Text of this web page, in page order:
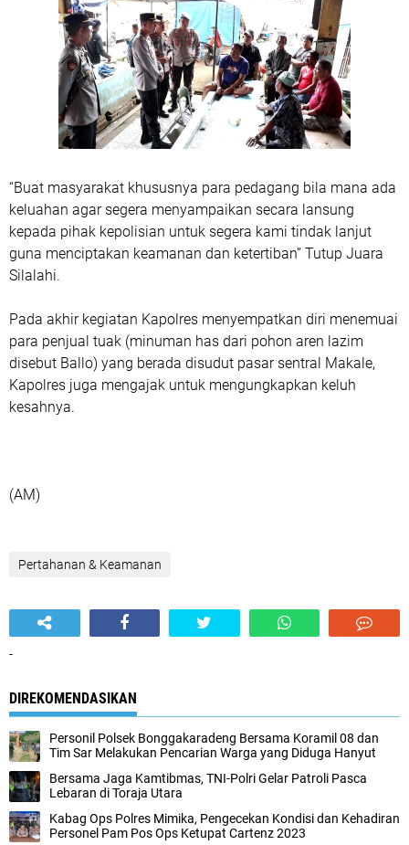
“Buat masyarakat khususnya para pedagang bila mana ada
keluahan agar segera menyampaikan secara lansung
kepada pihak kepolisian untuk segera kami tindak lanjut
guna menciptakan keamanan dan ketertiban” Tutup Juara
Silalahi.
Pada akhir kegiatan Kapolres menyempatkan diri menemuai
para penjual tuak (minuman has dari pohon aren lazim
disebut Ballo) yang berada disudut pasar sentral Makale,
Kapolres juga mengajak untuk mengungkapkan keluh
kesahnya.
(AM)
Pertahanan & Keamanan
-
DIREKOMENDASIKAN
Personil Polsek Bonggakaradeng Bersama Koramil 08 dan
Tim Sar Melakukan Pencarian Warga yang Diduga Hanyut
Bersama Jaga Kamtibmas, TNI-Polri Gelar Patroli Pasca
Lebaran di Toraja Utara
Kabag Ops Polres Mimika, Pengecekan Kondisi dan Kehadiran
Personel Pam Pos Ops Ketupat Cartenz 2023